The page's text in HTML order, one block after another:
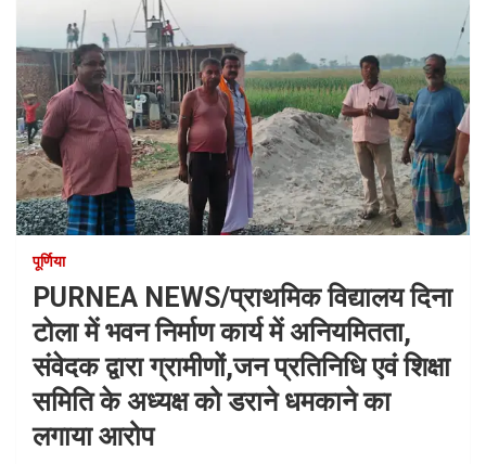
पूर्णिया
PURNEA NEWS/प्राथमिक विद्यालय दिना
टोला में भवन निर्माण कार्य में अनियमितता,
संवेदक द्वारा ग्रामीणों,जन प्रतिनिधि एवं शिक्षा
समिति के अध्यक्ष को डराने धमकाने का
लगाया आरोप